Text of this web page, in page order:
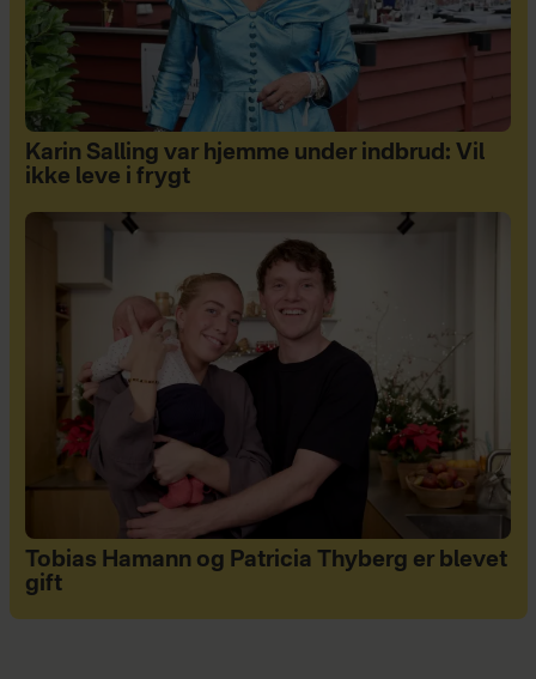
Karin Salling var hjemme under indbrud: Vil
ikke leve i frygt
Tobias Hamann og Patricia Thyberg er blevet
gift